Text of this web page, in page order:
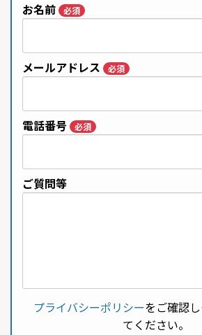
お名前 必須
メールアドレス 必須
電話番号 必須
ご質問等
プライバシーポリシーをご確認
てください。